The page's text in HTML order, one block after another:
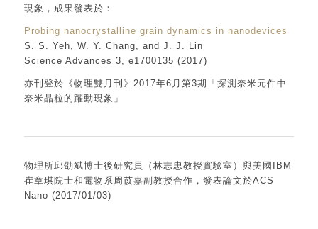
現象，成果發表於：
Probing nanocrystalline grain dynamics in nanodevices
S. S. Yeh, W. Y. Chang, and J. J. Lin
Science Advances 3, e1700135 (2017)
亦刊登於《物理雙月刊》2017年6月第3期「探測奈米元件中
奈米晶粒的躍動現象」
物理所邱劭斌博士後研究員（林志忠教授實驗室）與美國IBM
崔章琪院士和電物系周苡嘉副教授合作，發表論文於ACS
Nano (2017/01/03)